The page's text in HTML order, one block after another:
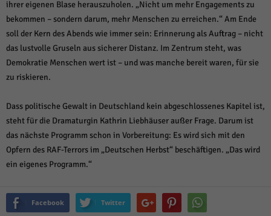
ihrer eigenen Blase herauszuholen. „Nicht um mehr Engagements zu
bekommen – sondern darum, mehr Menschen zu erreichen.“ Am Ende
soll der Kern des Abends wie immer sein: Erinnerung als Auftrag – nicht
das lustvolle Gruseln aus sicherer Distanz. Im Zentrum steht, was
Demokratie Menschen wert ist – und was manche bereit waren, für sie
zu riskieren.
Dass politische Gewalt in Deutschland kein abgeschlossenes Kapitel ist,
steht für die Dramaturgin Kathrin Liebhäuser außer Frage. Darum ist
das nächste Programm schon in Vorbereitung: Es wird sich mit den
Opfern des RAF-Terrors im „Deutschen Herbst“ beschäftigen. „Das wird
ein eigenes Programm.“
Facebook Twitter